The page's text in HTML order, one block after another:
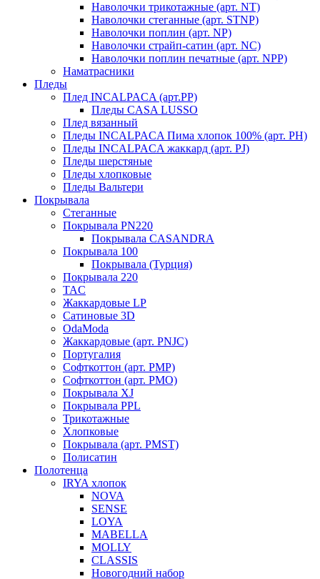
Наволочки трикотажные (арт. NT)
Наволочки стеганные (арт. STNP)
Наволочки поплин (арт. NP)
Наволочки страйп-сатин (арт. NC)
Наволочки поплин печатные (арт. NPP)
Наматрасники
Пледы
Плед INCALPACA (арт.PP)
Пледы CASA LUSSO
Плед вязанный
Пледы INCALPACA Пима хлопок 100% (арт. PH)
Пледы INCALPACA жаккард (арт. PJ)
Пледы шерстяные
Пледы хлопковые
Пледы Вальтери
Покрывала
Стеганные
Покрывала PN220
Покрывала CASANDRA
Покрывала 100
Покрывала (Турция)
Покрывала 220
TAC
Жаккардовые LP
Сатиновые 3D
OdaModa
Жаккардовые (арт. PNJC)
Португалия
Софткоттон (арт. PMP)
Софткоттон (арт. PMO)
Покрывала XJ
Покрывала PPL
Трикотажные
Хлопковые
Покрывала (арт. PMST)
Полисатин
Полотенца
IRYA хлопок
NOVA
SENSE
LOYA
MABELLA
MOLLY
CLASSIS
Новогодний набор